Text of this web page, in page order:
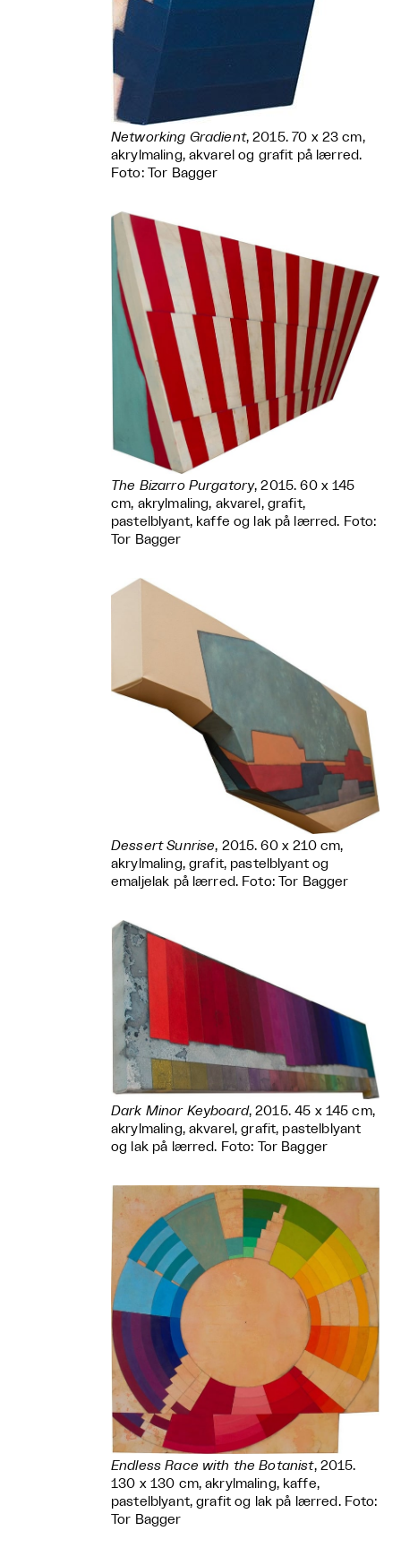
Networking Gradient, 2015. 70 x 23 cm,
akrylmaling, akvarel og grafit på lærred.
Foto: Tor Bagger
The Bizarro Purgatory, 2015. 60 x 145
cm, akrylmaling, akvarel, grafit,
pastelblyant, kaffe og lak på lærred. Foto:
Tor Bagger
Dessert Sunrise, 2015. 60 x 210 cm,
akrylmaling, grafit, pastelblyant og
emaljelak på lærred. Foto: Tor Bagger
Dark Minor Keyboard, 2015. 45 x 145 cm,
akrylmaling, akvarel, grafit, pastelblyant
og lak på lærred. Foto: Tor Bagger
Endless Race with the Botanist, 2015.
130 x 130 cm, akrylmaling, kaffe,
pastelblyant, grafit og lak på lærred. Foto:
Tor Bagger